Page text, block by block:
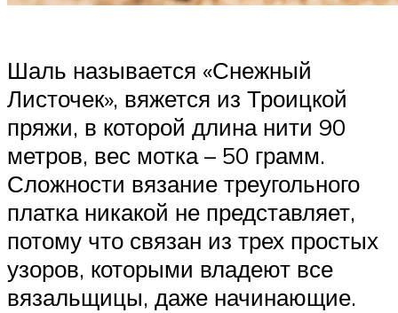
Шаль называется «Снежный
Листочек», вяжется из Троицкой
пряжи, в которой длина нити 90
метров, вес мотка – 50 грамм.
Сложности вязание треугольного
платка никакой не представляет,
потому что связан из трех простых
узоров, которыми владеют все
вязальщицы, даже начинающие.